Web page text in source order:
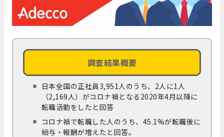
調査結果概要
日本全国の正社員3,951人のうち、2人に1人
（2,169人）がコロナ禍となる2020年4月以降に
転職活動をしたと回答
コロナ禍で転職した人のうち、45.1%が転職後に
給与・報酬が増えたと回答。